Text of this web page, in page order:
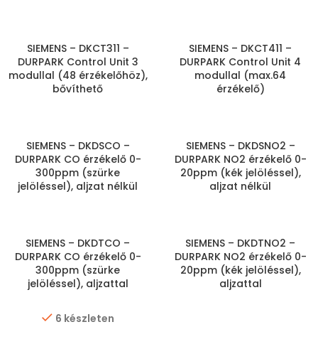
SIEMENS – DKCT311 –
DURPARK Control Unit 3
modullal (48 érzékelőhöz),
bővíthető
SIEMENS – DKCT411 –
DURPARK Control Unit 4
modullal (max.64
érzékelő)
SIEMENS – DKDSCO –
DURPARK CO érzékelő 0-
300ppm (szürke
jelöléssel), aljzat nélkül
SIEMENS – DKDSNO2 –
DURPARK NO2 érzékelő 0-
20ppm (kék jelöléssel),
aljzat nélkül
SIEMENS – DKDTCO –
DURPARK CO érzékelő 0-
300ppm (szürke
jelöléssel), aljzattal
6 készleten
SIEMENS – DKDTNO2 –
DURPARK NO2 érzékelő 0-
20ppm (kék jelöléssel),
aljzattal